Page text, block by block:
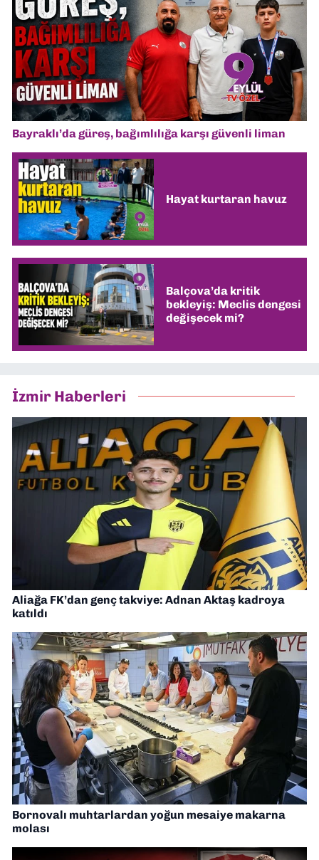
Bayraklı’da güreş, bağımlılığa karşı güvenli liman
Hayat kurtaran havuz
Balçova’da kritik
bekleyiş: Meclis dengesi
değişecek mi?
İzmir Haberleri
Aliağa FK’dan genç takviye: Adnan Aktaş kadroya
katıldı
Bornovalı muhtarlardan yoğun mesaiye makarna
molası